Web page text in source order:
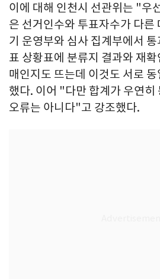
이에 대해 인천시 선관위는 "우
은 선거인수와 투표자수가 다른
기 운영부와 심사 집계부에서
표 상황표에 분류지 결과와 재
매인지도 뜨는데 이것도 서로
했다. 이어 "다만 합계가 우연히
오류는 아니다"고 강조했다.